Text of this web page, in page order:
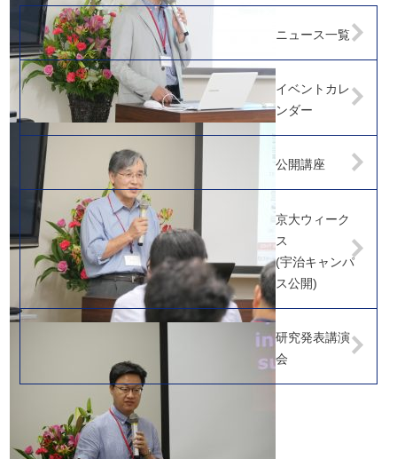
ニュース一覧
イベントカレ
ンダー
公開講座
京大ウィーク
ス
(宇治キャンパ
ス公開)
研究発表講演
会